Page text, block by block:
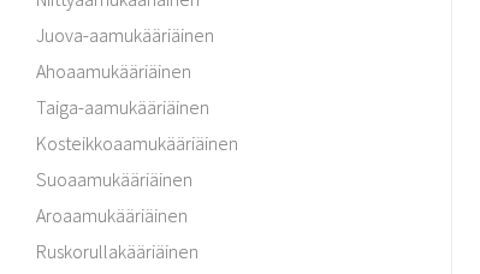
Juova-aamukääriäinen
Ahoaamukääriäinen
Taiga-aamukääriäinen
Kosteikkoaamukääriäinen
Suoaamukääriäinen
Aroaamukääriäinen
Ruskorullakääriäinen